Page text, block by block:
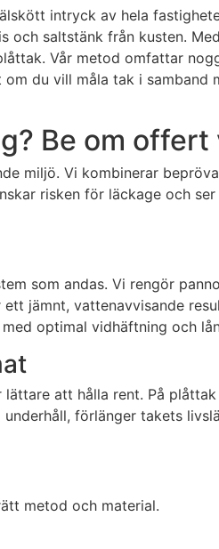
intryck av hela
saltstänk från kusten.
Vår metod omfattar
du vill måla tak i samband
Be om
miljö. Vi kombinerar
risken för läckage och
som andas. Vi rengör
jämnt, vattenavvisande
optimal vidhäftning och
att hålla rent. På
förlänger takets
metod och material.